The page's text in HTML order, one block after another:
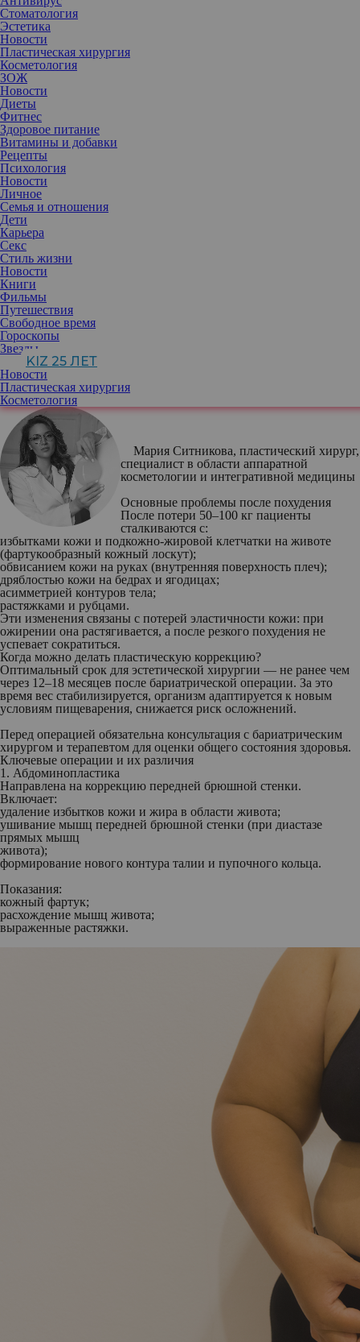
Стоматология
Эстетика
Новости
Пластическая хирургия
Косметология
ЗОЖ
Новости
Диеты
Фитнес
Здоровое питание
Витамины и добавки
Рецепты
Психология
Новости
Личное
Семья и отношения
Дети
Карьера
Секс
Стиль жизни
Новости
Книги
Фильмы
Путешествия
Свободное время
Гороскопы
Звезды
KIZ 25 ЛЕТ
Новости
Пластическая хирургия
Косметология
Бариатрическая операция — важный шаг на пути к здоровью, но
стремительное снижение веса нередко влечет за собой
эстетические проблемы. Растянутая, обвисшая кожа на животе,
руках, бедрах и других участках тела может стать источником
психологического дискомфорта и даже физических неудобств.
Разберем, какие пластические операции помогут восстановить
гармоничные пропорции тела и в чем их особенности.
Мария Ситникова, пластический хирург,
специалист в области аппаратной
косметологии и интегративной медицины
Основные проблемы после похудения
После потери 50–100 кг пациенты
сталкиваются с:
избытками кожи и подкожно‑жировой клетчатки на животе
(фартукообразный кожный лоскут);
обвисанием кожи на руках (внутренняя поверхность плеч);
дряблостью кожи на бедрах и ягодицах;
асимметрией контуров тела;
растяжками и рубцами.
Эти изменения связаны с потерей эластичности кожи: при
ожирении она растягивается, а после резкого похудения не
успевает сократиться.
Когда можно делать пластическую коррекцию?
Оптимальный срок для эстетической хирургии — не ранее чем
через 12–18 месяцев после бариатрической операции. За это
время вес стабилизируется, организм адаптируется к новым
условиям пищеварения, снижается риск осложнений.
Перед операцией обязательна консультация с бариатрическим
хирургом и терапевтом для оценки общего состояния здоровья.
Ключевые операции и их различия
1. Абдоминопластика
Направлена на коррекцию передней брюшной стенки.
Включает:
удаление избытков кожи и жира в области живота;
ушивание мышц передней брюшной стенки (при диастазе
прямых мышц
живота);
формирование нового контура талии и пупочного кольца.
Показания:
кожный фартук;
расхождение мышц живота;
выраженные растяжки.